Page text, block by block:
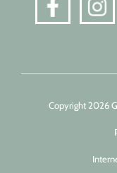
Copyright 2026